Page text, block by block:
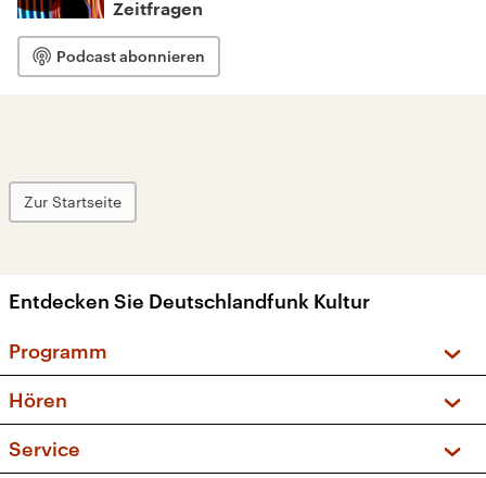
Zeitfragen
Podcast abonnieren
Zur Startseite
Entdecken Sie Deutschlandfunk Kultur
Programm
Sendungen und Podcasts
Musikliste
Hören
Service